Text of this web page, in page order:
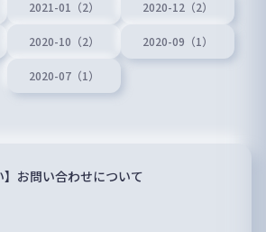
2021-01（2） 2020-12（2）
2020-10（2） 2020-09（1）
2020-07（1）
】お問い合わせについて